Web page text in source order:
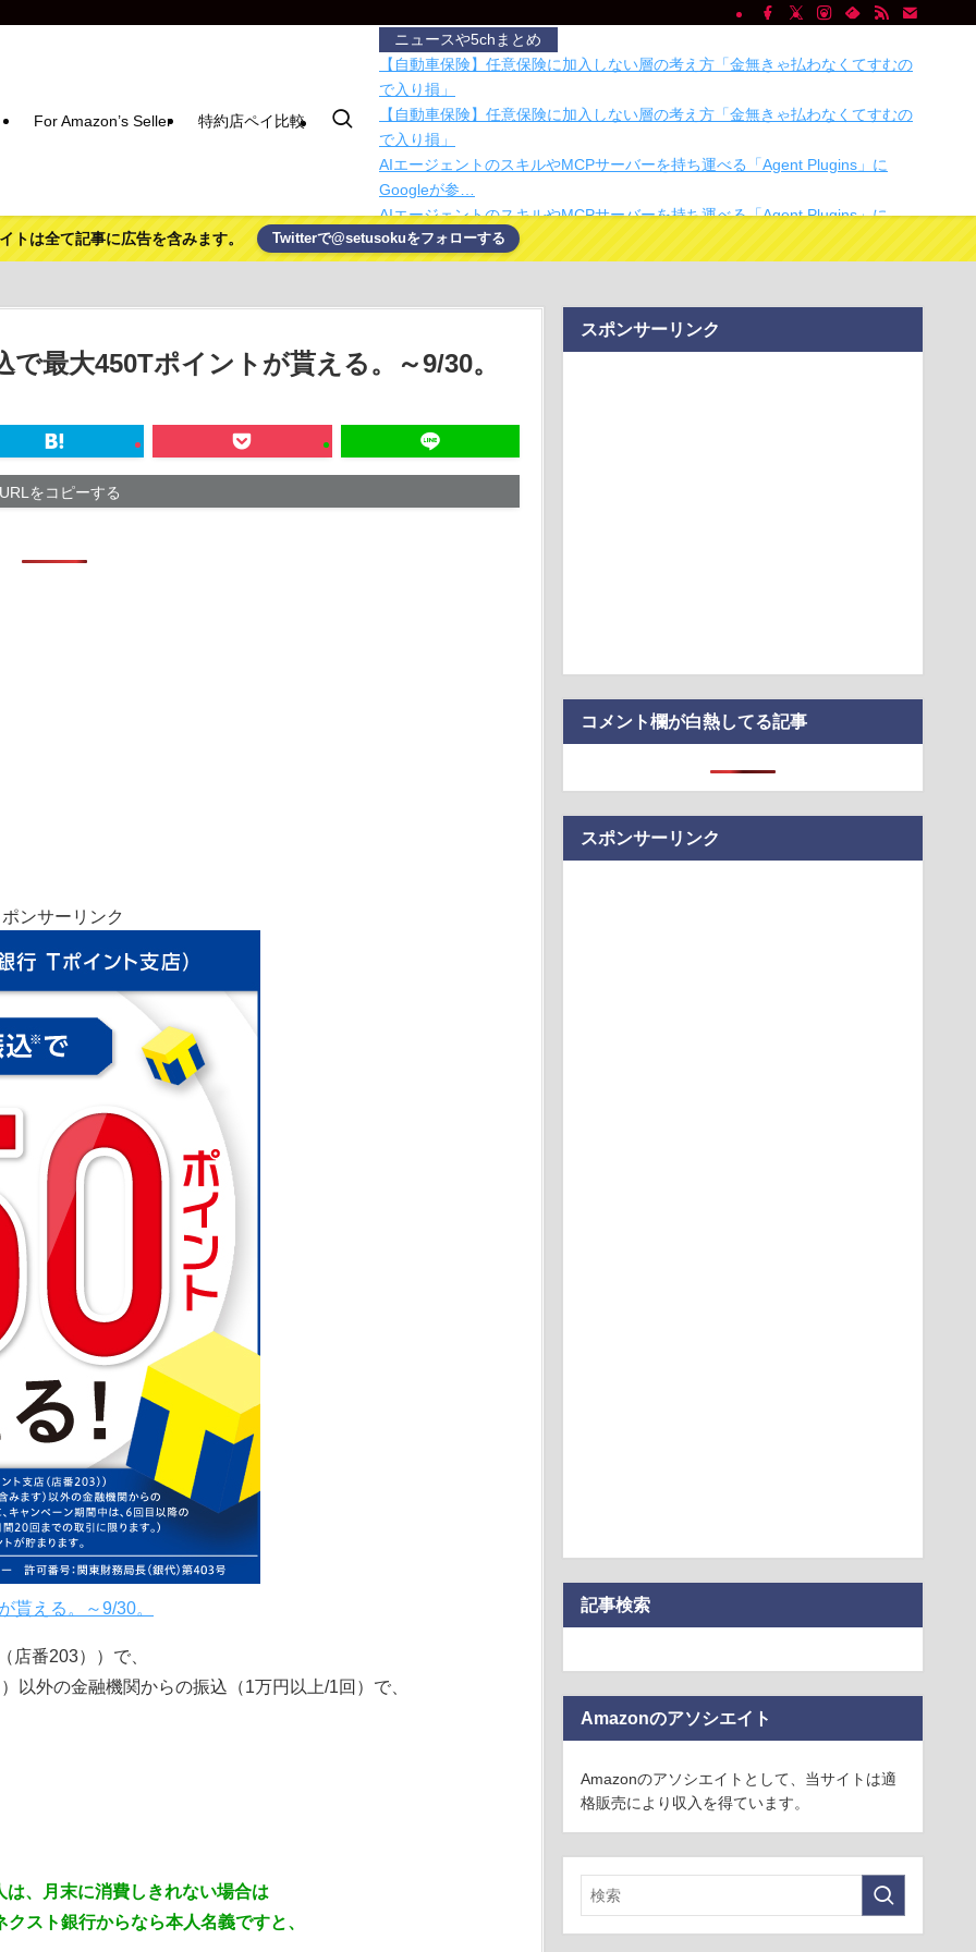
For Amazon’s Seller 特約店ペイ比較
ニュースや5chまとめ
【自動車保険】任意保険に加入しない層の考え方「金無きゃ払わなくてすむの
で入り損」
【自動車保険】任意保険に加入しない層の考え方「金無きゃ払わなくてすむの
で入り損」
AIエージェントのスキルやMCPサーバーを持ち運べる「Agent Plugins」に
Googleが参…
AIエージェントのスキルやMCPサーバーを持ち運べる「Agent Plugins」に
Googleが参…
ドコモ・バイクシェア、8月1日以降の利用料金を全額返金へ 正常に使えた人
日本共産党の街宣車が電柱に衝突「居眠りをしてしまった」同乗していた県議
【朗報】プチプチで有名な川上産業、社名を「プチプチ株式会社」に変更ｗｗ
積水ハウス「地面師に55億円騙し取られた…」 ワイ「はえーかわいそう…会社
が発覚 協会カードの決済明…
トは全て記事に広告を含みます。 Twitterで@setusokuをフォローする
最大450Tポイントが貰える。～9/30。
URLをコピーする
ンサーリンク
貰える。～9/30。
店番203））で、
以外の金融機関からの振込（1万円以上/1回）で、
、月末に消費しきれない場合は
スト銀行からなら本人名義ですと、
スポンサーリンク
コメント欄が白熱してる記事
スポンサーリンク
記事検索
Amazonのアソシエイト
Amazonのアソシエイトとして、当サイトは適
格販売により収入を得ています。